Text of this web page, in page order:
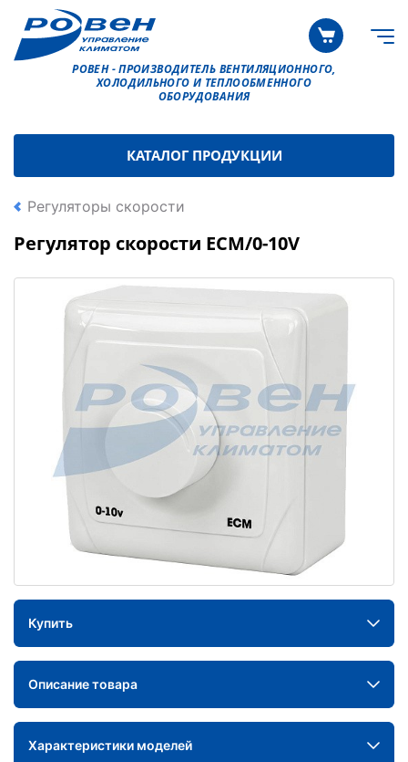
РОВЕН - ПРОИЗВОДИТЕЛЬ ВЕНТИЛЯЦИОННОГО,
ХОЛОДИЛЬНОГО И ТЕПЛООБМЕННОГО
ОБОРУДОВАНИЯ
КАТАЛОГ ПРОДУКЦИИ
Регуляторы скорости
Регулятор скорости ECM/0-10V
Купить
Описание товара
Характеристики моделей